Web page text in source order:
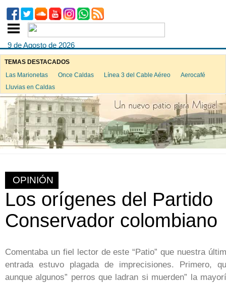
9 de Agosto de 2026
TEMAS DESTACADOS
Las Marionetas
Once Caldas Línea 3 del Cable Aéreo
Aerocafé
Lluvias en Caldas
OPINIÓN
Los orígenes del Partido
Conservador colombiano
Comentaba un fiel lector de este “Patio” que nuestra
entrada estuvo plagada de imprecisiones. Primero,
aunque algunos” perros que ladran si muerden” la